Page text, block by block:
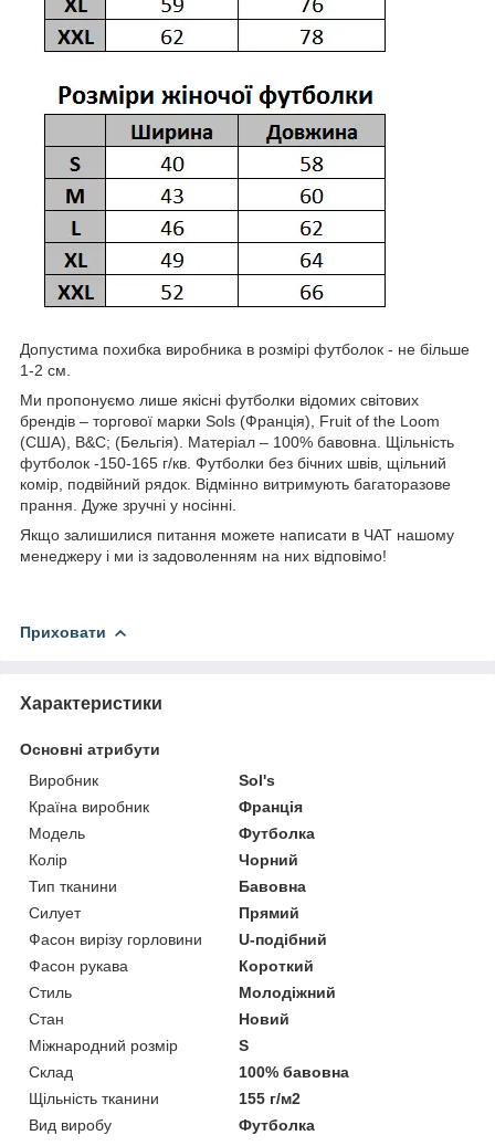
Допустима похибка виробника в розмірі футболок - не більше
1-2 см.
Ми пропонуємо лише якісні футболки відомих світових
брендів – торгової марки Sols (Франція), Fruit of the Loom
(США), B&C; (Бельгія). Матеріал – 100% бавовна. Щільність
футболок -150-165 г/кв. Футболки без бічних швів, щільний
комір, подвійний рядок. Відмінно витримують багаторазове
прання. Дуже зручні у носінні.
Якщо залишилися питання можете написати в ЧАТ нашому
менеджеру і ми із задоволенням на них відповімо!
Приховати
Характеристики
Основні атрибути
Виробник
Sol's
Країна виробник
Франція
Модель
Футболка
Колір
Чорний
Тип тканини
Бавовна
Силует
Прямий
Фасон вирізу горловини
U-подібний
Фасон рукава
Короткий
Стиль
Молодіжний
Стан
Новий
Міжнародний розмір
S
Склад
100% бавовна
Щільність тканини
155 г/м2
Вид виробу
Футболка